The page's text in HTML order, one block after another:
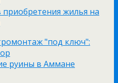
жилья на
"под ключ":
руины в Аммане